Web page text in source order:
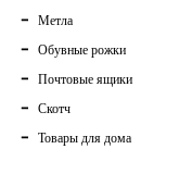
Метла
Обувные рожки
Почтовые ящики
Скотч
Товары для дома